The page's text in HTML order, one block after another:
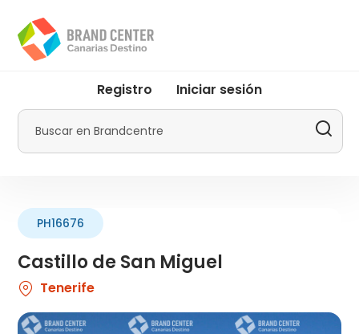
contenido
principal
menu
Promotur
Registro Iniciar sesión
Buscar
Castillo de San Miguel
PH16676
Tenerife